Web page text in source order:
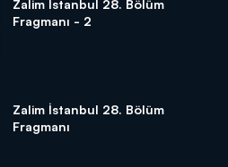
Zalim İstanbul 28. Bölüm
Fragmanı - 2
Zalim İstanbul 28. Bölüm
Fragmanı